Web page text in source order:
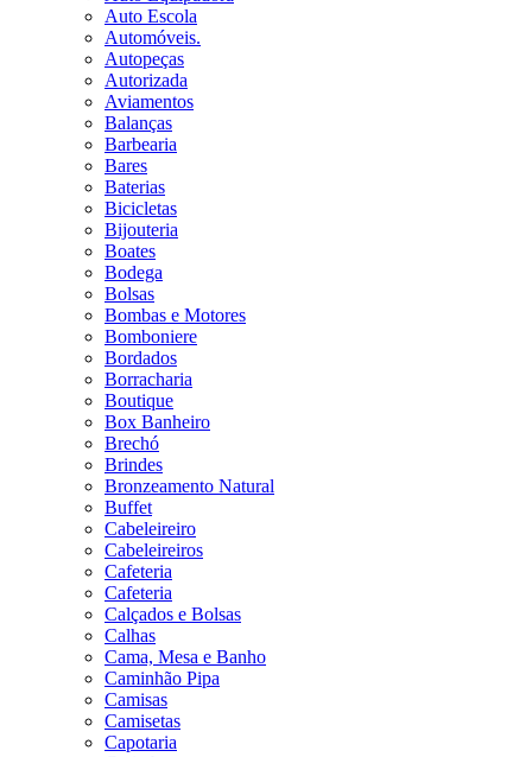
Auto Escola
Automóveis.
Autopeças
Autorizada
Aviamentos
Balanças
Barbearia
Bares
Baterias
Bicicletas
Bijouteria
Boates
Bodega
Bolsas
Bombas e Motores
Bomboniere
Bordados
Borracharia
Boutique
Box Banheiro
Brechó
Brindes
Bronzeamento Natural
Buffet
Cabeleireiro
Cabeleireiros
Cafeteria
Cafeteria
Calçados e Bolsas
Calhas
Cama, Mesa e Banho
Caminhão Pipa
Camisas
Camisetas
Capotaria